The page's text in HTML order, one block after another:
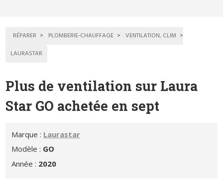
RÉPARER PLOMBERIE-CHAUFFAGE
VENTILATION, CLIM
LAURASTAR
Plus de ventilation sur Laura
Star GO achetée en sept
Marque : Laurastar
Modèle : GO
Année : 2020